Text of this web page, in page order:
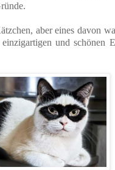
aber eines davon
und schönen